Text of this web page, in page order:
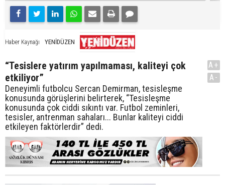
Haber Kaynağı YENİDÜZEN
“Tesislere yatırım yapılmaması, kaliteyi çok
etkiliyor”
Deneyimli futbolcu Sercan Demirman, tesisleşme
konusunda görüşlerini belirterek, “Tesisleşme
konusunda çok ciddi sıkıntı var. Futbol zeminleri,
tesisler, antrenman sahaları... Bunlar kaliteyi ciddi
etkileyen faktörlerdir” dedi.
A+
A-